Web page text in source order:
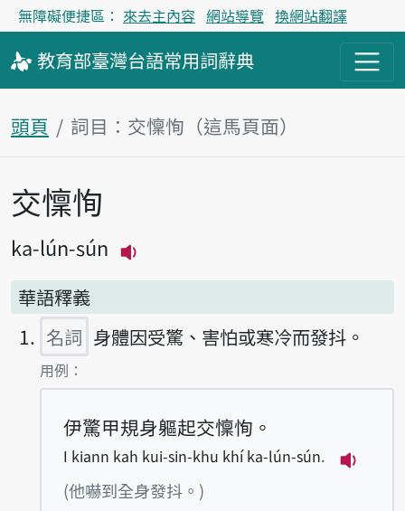
無障礙便捷區： 來去主內容 網站導覽 換網站翻譯
教育部臺灣台語常用詞辭典
頭頁 詞目：交懍恂（這馬頁面）
主內容區
交懍恂
ka-lún-sún
華語釋義
名詞 身體因受驚、害怕或寒冷而發抖。
第1項釋義的
用例：
伊驚甲規身軀起交懍恂。
I kiann kah kui-sin-khu khí ka-lún-sún.
(他嚇到全身發抖。)